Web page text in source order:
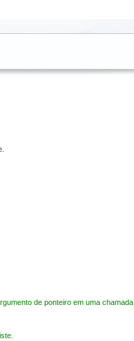
de ponteiro em uma chamada.